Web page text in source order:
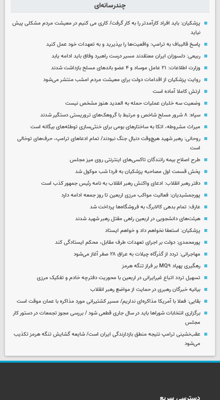
چندرسانه‌ای
پزشکیان: باید افراد کارآمدتر را به کار گرفت/ کاری می کنیم در معیشت مردم مشکلی پیش
نیاید
پاسخ قالیباف به ترامپ: واقعیت‌ها را بپذیرید و به تعهدات خود عمل کنید
ربیعی: دلسوزان ایران معتقدند مسیر درست راهبرد وفاق باید ادامه یابد
وزارت اطلاعات: ۲۱ عامل موساد و ۴ عضو باندهای مسلح بازداشت شدند
روایت پزشکیان از اقدامات دولت برای معیشت مردم امشب منتشر می‌شود
ارتش کاملا آماده است
وضعیت سه خلبان عملیات حمله به العدید هنوز مشخص نیست
سپاه: ۸ شرور مسلح شاخص و مرتبط با گروهک‌های تروریستی دستگیر شدند
میراث مشروطه، اتکا به ساختارهای بومی برای خنثی‌سازی توطئه‌های بیگانه است
روحانی: رهبر شهید هیچ‌وقت دنبال جنگ نبودند/ تمام ادعاهای ترامپ، حرف‌های توخالی
است
طرح اصلاح بیمه رانندگان تاکسی‌های اینترنتی روی میز مجلس
پخش قسمت اول مصاحبه پزشکیان به فردا شب موکول شد
دفتر رهبر انقلاب: ادعای واکنش رهبر انقلاب به نامه رئیس جمهور کذب است
پورجمشیدیان: فعالیت مواکب مرزی اربعین تا روز جمعه ادامه دارد
عارف: تمام بدهی کالابرگ به فروشگاه‌ها پرداخت شد
هیئت‌های دانشجویی در اربعین راهی مقتل رهبر شهید شدند
پزشکیان: استعفا نخواهم داد و خواهم ایستاد
پورمحمدی: دولت بر اجرای تعهدات طرف مقابل، محکم ایستادگی کند
مهاجرانی: تردد از گذرگاه چیلات به عراق ۲۸ صفر آغاز می‌شود
رهگیری پهپاد MQ۹ بر فراز تنگه هرمز
تسهیل تردد اتباع غیرایرانی در اربعین با محوریت دفترچه خادم و تفکیک مرزی
بیانیه خبرگان رهبری در حمایت از مواضع رهبر انقلاب
بقایی: فعلا با آمریکا مذاکره‌ای نداریم/ مسیر کشتیرانی مورد مذاکره با عمان موقت است
برگزاری انتخابات شوراها باید در سال جاری قطعی شود / بررسی مجوز تجمعات در دستور کار
مجلس
عقب‌نشینی ترامپ نتیجه منطق بازدارندگی ایران است/ شایعه گشایش تنگه هرمز تکذیب
می‌شود